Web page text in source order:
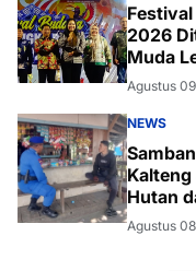
2026
Muda
Agustus
NEWS
Hutan
Agustus